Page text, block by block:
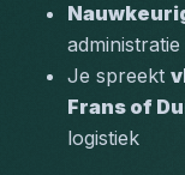
Je spreekt
Frans of
logistiek